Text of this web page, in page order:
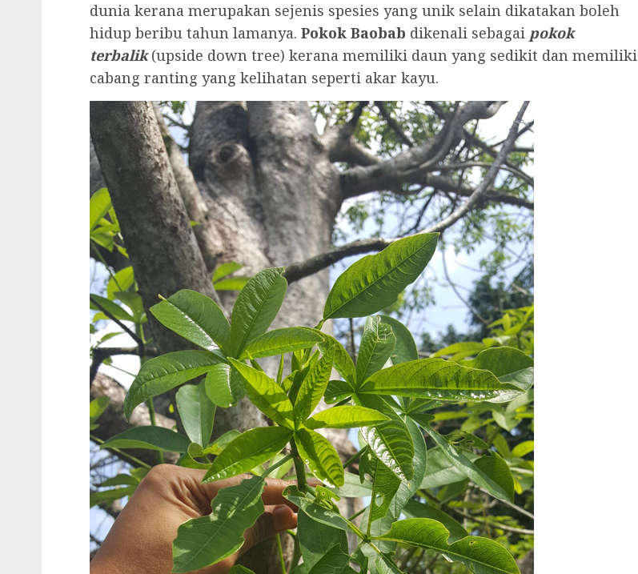
dunia kerana merupakan sejenis spesies yang unik selain dikatakan boleh
hidup beribu tahun lamanya. Pokok Baobab dikenali sebagai pokok
terbalik(upside down tree) kerana memiliki daun yang sedikit dan memiliki
cabang ranting yang kelihatan seperti akar kayu.